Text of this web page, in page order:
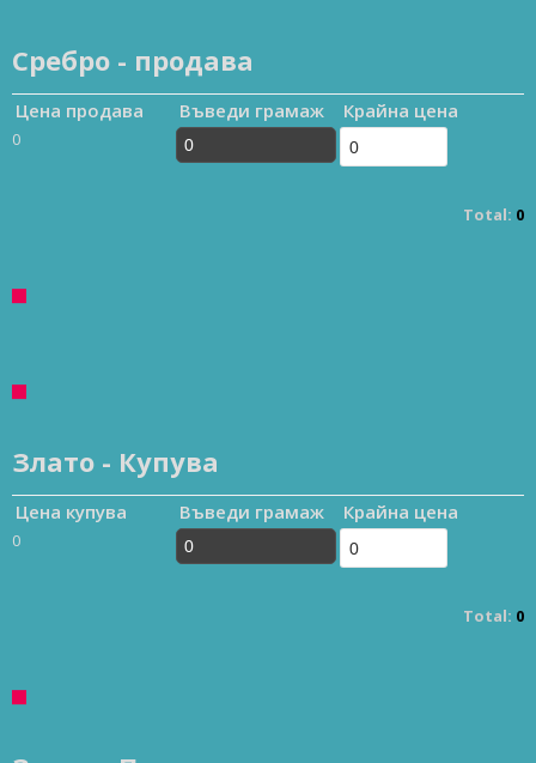
Сребро - продава
Цена продава
0
Въведи грамаж Крайна цена
Total: 0
Злато - Купува
Цена купува
0
Въведи грамаж Крайна цена
Total: 0